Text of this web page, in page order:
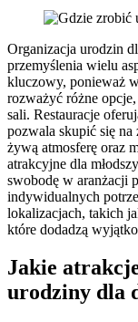
Organizacja urodzin
przemyślenia wielu
kluczowy, ponieważ
rozważyć różne
sali. Restauracje
pozwala skupić się
żywą atmosferę oraz
atrakcyjne dla
swobodę w aranżacji
indywidualnych
lokalizacjach, takich
które dodadzą
Jakie
urodziny dla